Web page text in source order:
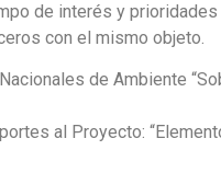
de interés y
con el mismo objeto.
de Ambiente
al Proyecto: